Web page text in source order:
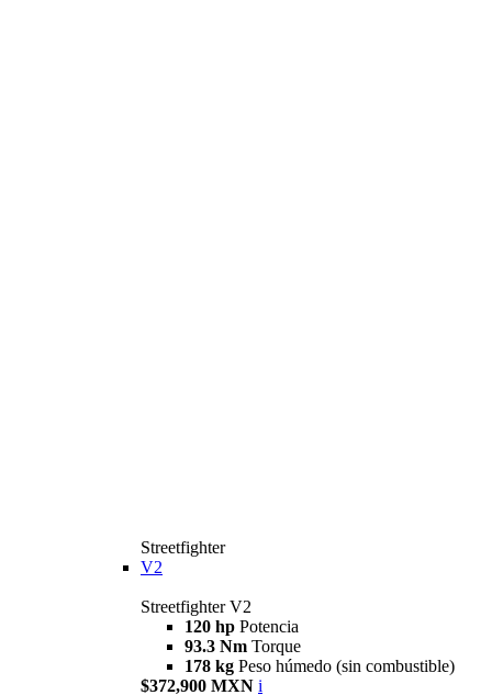
Streetfighter
V2
Streetfighter V2
120 hp Potencia
93.3 Nm Torque
178 kg Peso húmedo (sin combustible)
$372,900 MXN i